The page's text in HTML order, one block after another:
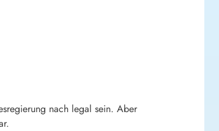
nach legal sein. Aber